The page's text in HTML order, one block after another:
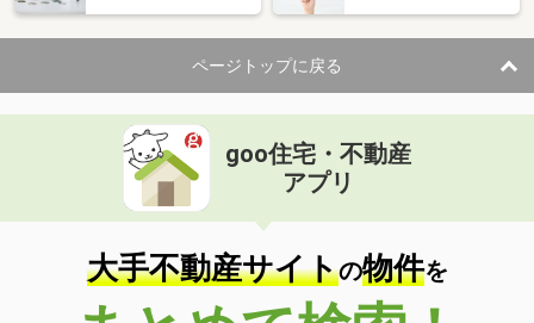
ページトップに戻る
goo住宅・不動産
アプリ
大手不動産サイトの物件を